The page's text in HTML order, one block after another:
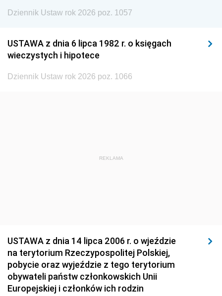
1935 1934
1929 1928 1927
Dziennik Ustaw rok 2026 poz. 1057
USTAWA z dnia 6 lipca 1982 r. o księgach
wieczystych i hipotece
Dziennik Ustaw rok 2026 poz. 1066
REKLAMA
USTAWA z dnia 14 lipca 2006 r. o wjeździe
na terytorium Rzeczypospolitej Polskiej,
pobycie oraz wyjeździe z tego terytorium
obywateli państw członkowskich Unii
Europejskiej i członków ich rodzin